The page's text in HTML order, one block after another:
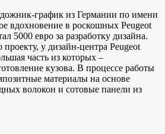
график из Германии по имени
вдохновение в роскошных Peugeot
5000 евро за разработку дизайна.
у дизайн-центра Peugeot
часть из которых –
кузова. В процессе работы
материалы на основе
волокон и сотовые панели из